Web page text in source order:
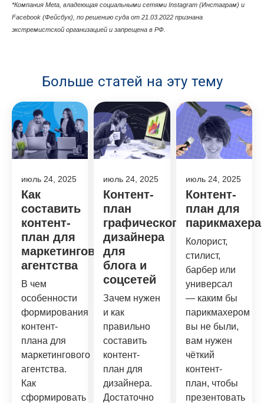
*Компания Meta, владеющая cоциальными сетями Instagram (Инстаграм) и
Facebook (Фейсбук), по решению суда от 21.03.2022 признана
экстремистской организацией и запрещена в РФ.
Больше статей на эту тему
июль 24, 2025
Как
составить
контент-
план для
маркетингового
агентства
В чем
особенности
формирования
контент-
плана для
маркетингового
агентства.
Как
сформировать
июль 24, 2025
Контент-
план
графического
дизайнера
для
блога и
соцсетей
Зачем нужен
и как
правильно
составить
контент-
план для
дизайнера.
Достаточно
июль 24, 2025
Контент-
план для
парикмахера
Колорист,
стилист,
барбер или
универсал
— каким бы
парикмахером
вы не были,
вам нужен
чёткий
контент-
план, чтобы
презентовать